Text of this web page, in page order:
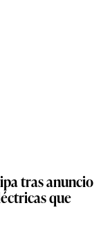
tras anuncio
que